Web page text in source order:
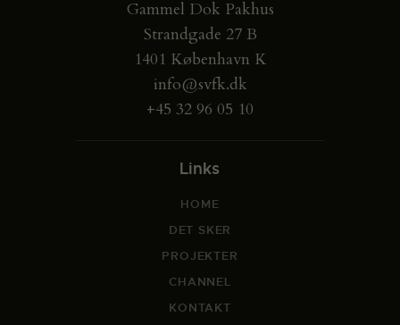
Gammel Dok Pakhus
Strandgade 27 B
1401 København K
info@svfk.dk
+45 32 96 05 10
Links
HOME
DET SKER
PROJEKTER
CHANNEL
KONTAKT